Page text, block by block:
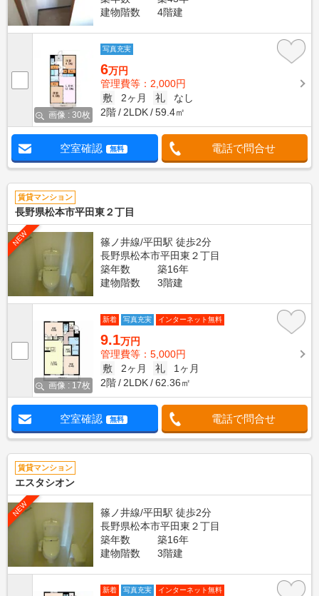
建物階数
4階建
画像 : 30枚
写真充実
6万円
管理費等：2,000円
敷
2ヶ月 礼
なし
2階
2LDK 59.4㎡
空室確認 無料 電話で問合せ
賃貸マンション
長野県松本市平田東２丁目
NEW
篠ノ井線/平田駅 徒歩2分
長野県松本市平田東２丁目
築年数
築16年
建物階数
3階建
画像 : 17枚
新着 写真充実 インターネット無料
9.1万円
管理費等：5,000円
敷
2ヶ月 礼
1ヶ月
2階
2LDK 62.36㎡
空室確認 無料 電話で問合せ
賃貸マンション
エスタシオン
NEW
篠ノ井線/平田駅 徒歩2分
長野県松本市平田東２丁目
築年数
築16年
建物階数
3階建
新着 写真充実 インターネット無料